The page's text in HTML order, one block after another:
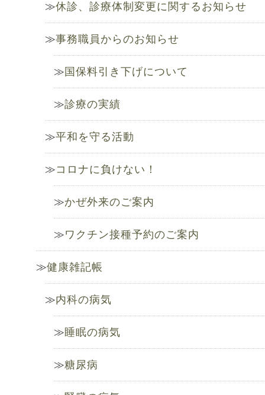
休診、診療体制変更に関するお知らせ
事務職員からのお知らせ
国保料引き下げについて
診療の実績
平和を守る活動
コロナに負けない！
かぜ外来のご案内
ワクチン接種予約のご案内
健康雑記帳
内科の病気
睡眠の病気
糖尿病